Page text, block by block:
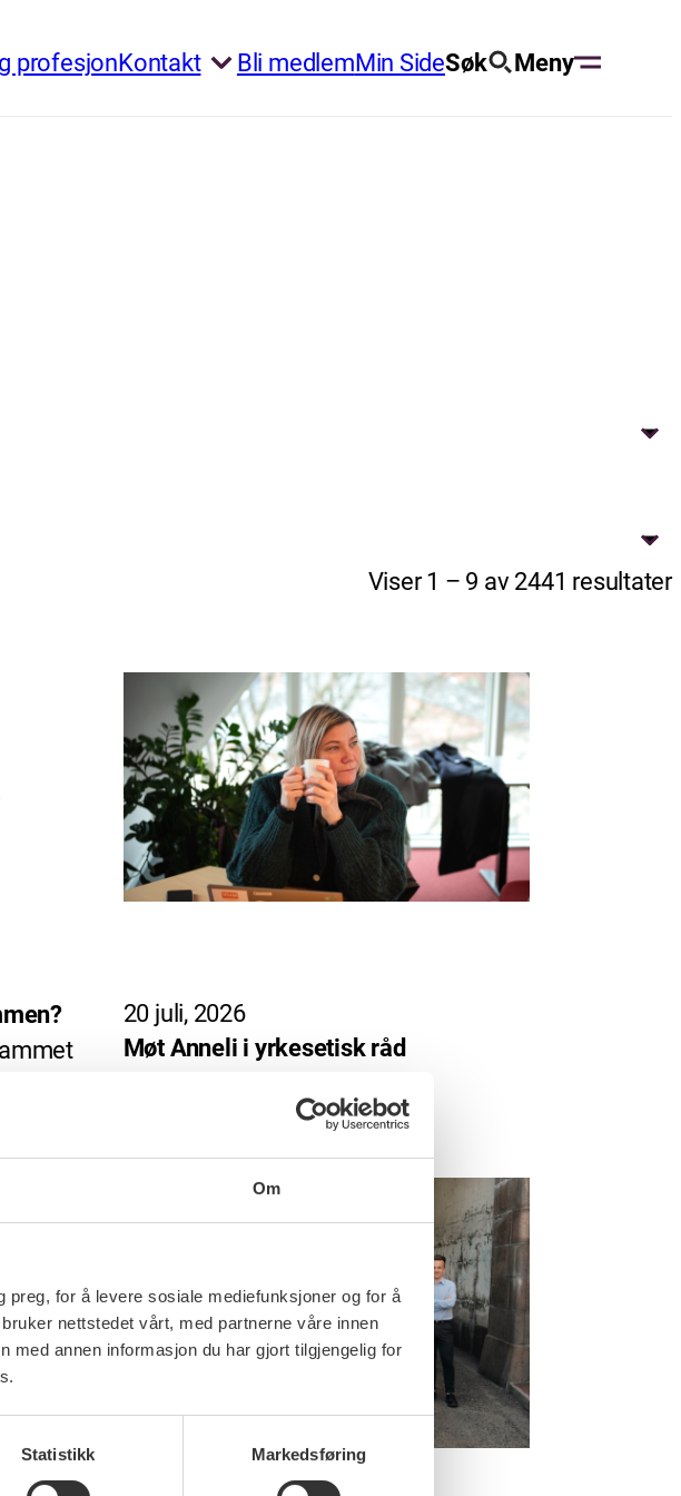
Om
for å levere sosiale mediefunksjoner og for å
nettstedet vårt, med partnerne våre innen
med annen informasjon du har gjort tilgjengelig for
Statistikk Markedsføring
profesjonKontakt Bli medlemMin SideSøk Meny
Viser 1 – 9 av 2441 resultater
20 juli, 2026
Møt Anneli i yrkesetisk råd